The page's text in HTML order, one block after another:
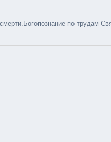
по трудам